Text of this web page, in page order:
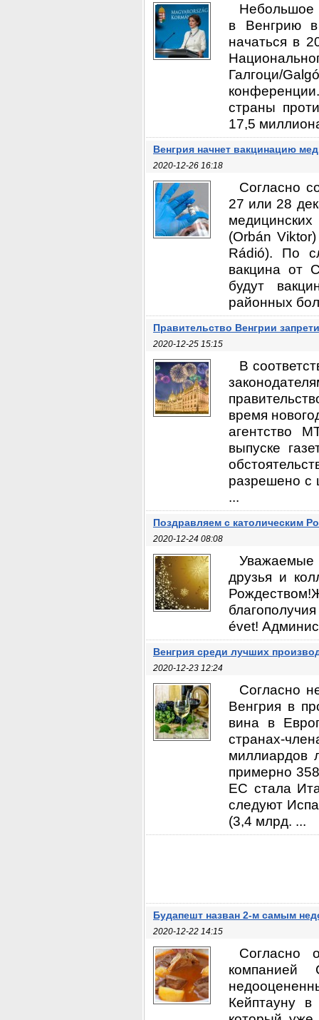
Небольшое
в Венгрию в
начаться в
Галгоци/
страны
17,5
Венгрия начнет вакцинацию
2020-12-26 16:18
Согласно
27 или 28
(Orbán
Rádió). По
вакцина от
будут
районных
Правительство Венгрии
2020-12-25 15:15
В
время
агентство
выпуске
разрешено с
...
Поздравляем с католическим
2020-12-24 08:08
Уважаемые
друзья и
évet!
Венгрия среди лучших
2020-12-23 12:24
Согласно
Венгрия в
вина в
странах-
миллиардов
примерно
ЕС стала
следуют
(3,4 млрд. ...
Будапешт назван 2-м самым
2020-12-22 14:15
Согласно
компанией
Кейптауну